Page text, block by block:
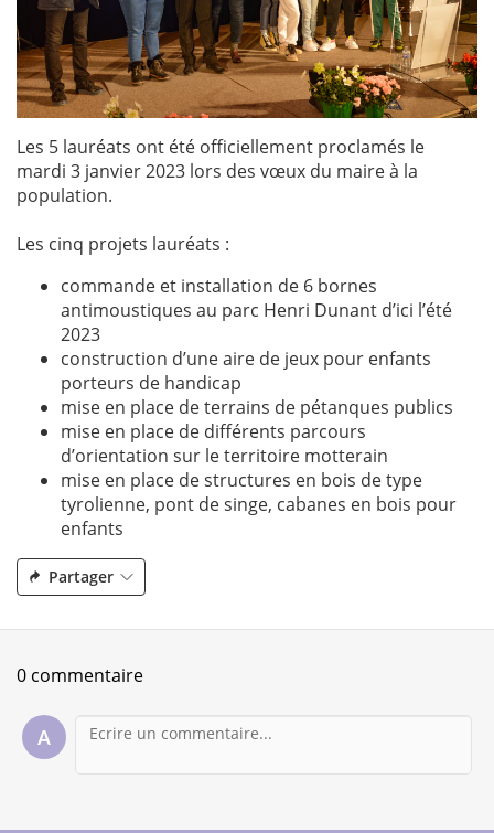
Les 5 lauréats ont été officiellement proclamés le
mardi 3 janvier 2023 lors des vœux du maire à la
population.
Les cinq projets lauréats :
commande et installation de 6 bornes
antimoustiques au parc Henri Dunant d’ici l’été
2023
construction d’une aire de jeux pour enfants
porteurs de handicap
mise en place de terrains de pétanques publics
mise en place de différents parcours
d’orientation sur le territoire motterain
mise en place de structures en bois de type
tyrolienne, pont de singe, cabanes en bois pour
enfants
Partager
0 commentaire
A